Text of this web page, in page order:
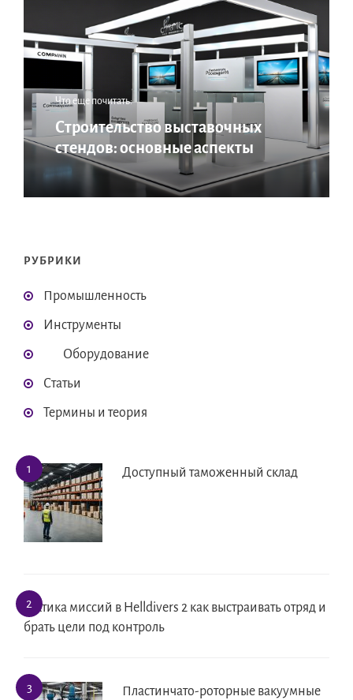
Что еще почитать:
Строительство выставочных
стендов: основные аспекты
РУБРИКИ
Промышленность
Инструменты
Оборудование
Статьи
Термины и теория
Доступный таможенный склад
Тактика миссий в Helldivers 2 как выстраивать отряд и
брать цели под контроль
Пластинчато-роторные вакуумные